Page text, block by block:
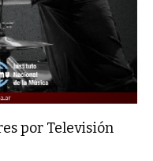
por Televisión